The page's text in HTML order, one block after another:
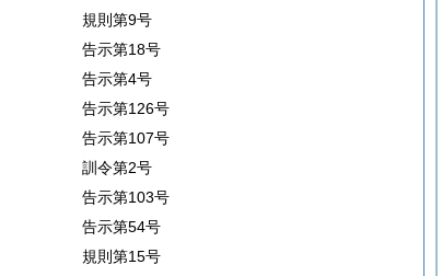
規則第9号
告示第18号
告示第4号
告示第126号
告示第107号
訓令第2号
告示第103号
告示第54号
規則第15号